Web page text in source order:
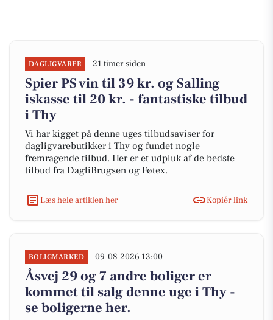
DAGLIGVARER 21 timer siden
Spier PS vin til 39 kr. og Salling
iskasse til 20 kr. - fantastiske tilbud
i Thy
Vi har kigget på denne uges tilbudsaviser for
dagligvarebutikker i Thy og fundet nogle
fremragende tilbud. Her er et udpluk af de bedste
tilbud fra DagliBrugsen og Føtex.
Læs hele artiklen her Kopiér link
BOLIGMARKED 09-08-2026 13:00
Åsvej 29 og 7 andre boliger er
kommet til salg denne uge i Thy -
se boligerne her.